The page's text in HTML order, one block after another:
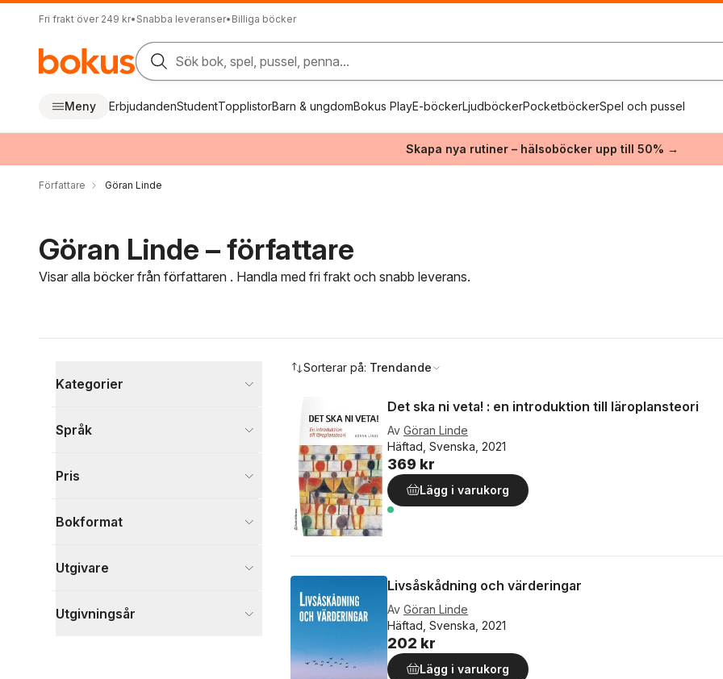
Fri frakt över 249 kr• Snabba leveranser• Billiga böcker
Sök bok, spel, pussel, penna...
Meny ErbjudandenStudentTopplistorBarn & ungdomBokus PlayE-böckerLjudböckerPocketböckerSpel och pussel
Skapa nya rutiner – hälsoböcker upp till 50% →
Författare Göran Linde
Göran Linde – författare
Visar alla böcker från författaren . Handla med fri frakt och snabb leverans.
Kategorier
Deckare
2
Språk
Pris
Bokformat
Utgivare
Utgivningsår
Sorterar på: Trendande
Det ska ni veta! : en introduktion till läroplansteori
Av Göran Linde
Häftad, Svenska, 2021
369 kr
Lägg i varukorg
Livsåskådning och värderingar
Av Göran Linde
Häftad, Svenska, 2021
202 kr
Lägg i varukorg